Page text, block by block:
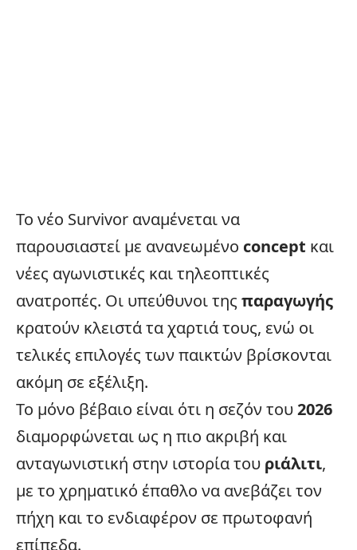
Το νέο Survivor αναμένεται να
παρουσιαστεί με ανανεωμένο concept και
νέες αγωνιστικές και τηλεοπτικές
ανατροπές. Οι υπεύθυνοι της παραγωγής
κρατούν κλειστά τα χαρτιά τους, ενώ οι
τελικές επιλογές των παικτών βρίσκονται
ακόμη σε εξέλιξη.
Το μόνο βέβαιο είναι ότι η σεζόν του2026
διαμορφώνεται ως η πιο ακριβή και
ανταγωνιστική στην ιστορία του ριάλιτι,
με το χρηματικό έπαθλο να ανεβάζει τον
πήχη και το ενδιαφέρον σε πρωτοφανή
επίπεδα.